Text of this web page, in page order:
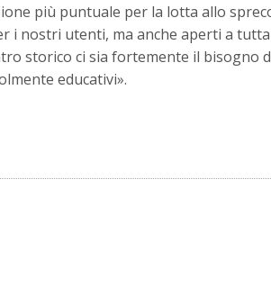
più puntuale per la lotta allo
i nostri utenti, ma anche aperti a
storico ci sia fortemente il bisogno
educativi».